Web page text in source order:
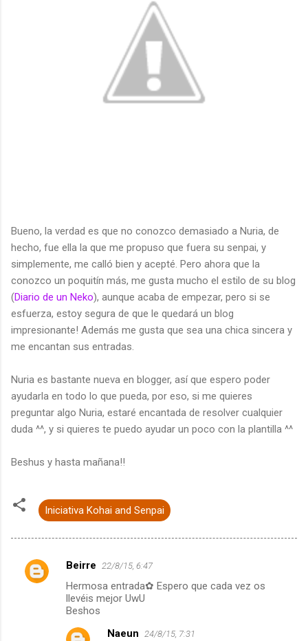
Bueno, la verdad es que no conozco demasiado a Nuria, de
hecho, fue ella la que me propuso que fuera su senpai, y
simplemente, me calló bien y acepté. Pero ahora que la
conozco un poquitín más, me gusta mucho el estilo de su blog
(Diario de un Neko), aunque acaba de empezar, pero si se
esfuerza, estoy segura de que le quedará un blog
impresionante! Además me gusta que sea una chica sincera y
me encantan sus entradas.
Nuria es bastante nueva en blogger, así que espero poder
ayudarla en todo lo que pueda, por eso, si me quieres
preguntar algo Nuria, estaré encantada de resolver cualquier
duda ^^, y si quieres te puedo ayudar un poco con la plantilla ^^
Beshus y hasta mañana!!
Iniciativa Kohai and Senpai
C
Beirre 22/8/15, 6:47
Hermosa entrada✿ Espero que cada vez os
llevéis mejor UwU
Beshos
Naeun 24/8/15, 7:31